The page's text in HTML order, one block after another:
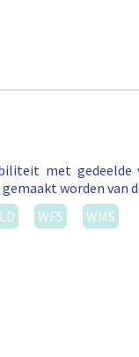
met
worden van
WFS WMS